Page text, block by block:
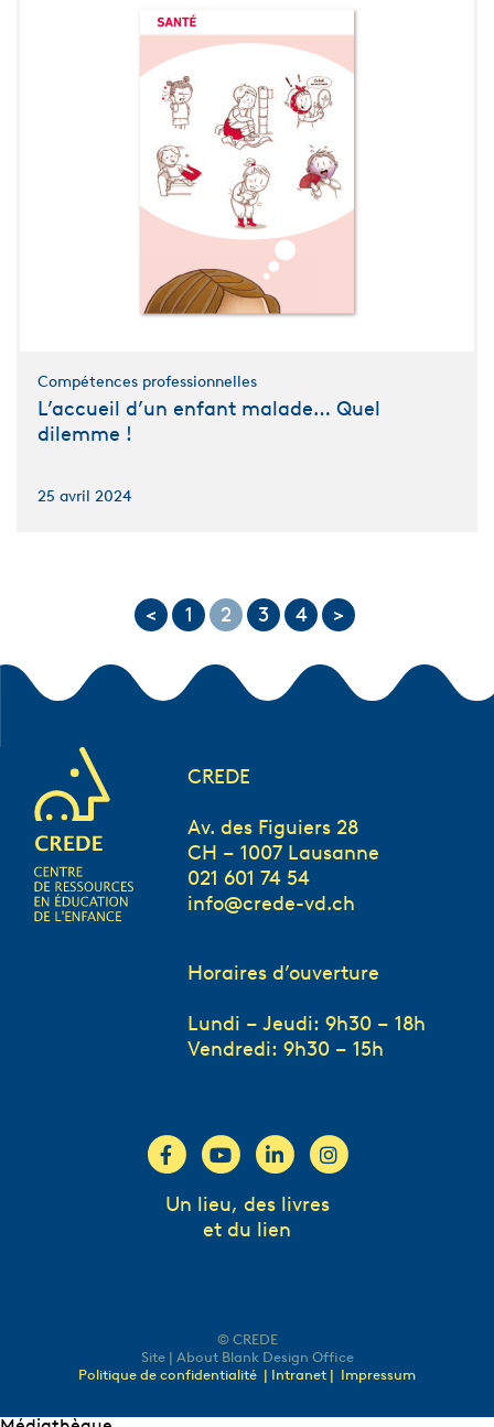
Compétences professionnelles
L’accueil d’un enfant malade… Quel
dilemme !
25 avril 2024
< 1 2 3 4 >
CREDE
Av. des Figuiers 28
CH – 1007 Lausanne
021 601 74 54
info@crede-vd.ch
Horaires d’ouverture
Lundi – Jeudi: 9h30 – 18h
Vendredi: 9h30 – 15h
Un lieu, des livres
et du lien
© CREDE
Site | About Blank Design Office
Politique de confidentialité | Intranet | Impressum